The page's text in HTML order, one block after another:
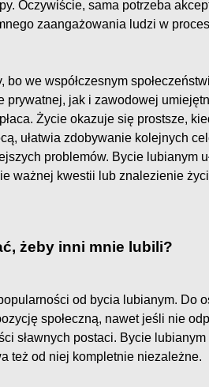
Oczywiście, sama potrzeba
zaangażowania ludzi w
bo we współczesnym
prywatnej, jak i zawodowej
Życie okazuje się prostsze,
ułatwia zdobywanie kolejnych
problemów. Bycie lubianym
ważnej kwestii lub znalezienie
żeby inni mnie lubili?
od bycia lubianym. Do
społeczną, nawet jeśli nie
sławnych postaci. Bycie
też od niej kompletnie niezależne.